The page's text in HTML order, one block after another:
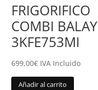
FRIGORIFICO
COMBI BALAY
3KFE753MI
699,00€ IVA Incluido
Añadir al carrito